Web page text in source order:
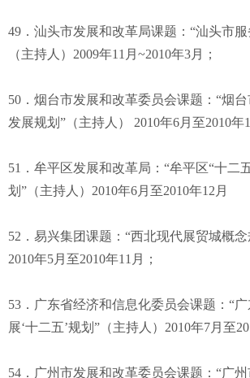
49．汕头市发展和改革局课题：“汕头市
（主持人）2009年11月~2010年3月；
50．烟台市发展和改革委员会课题：“烟
发展规划”（主持人） 2010年6月至2010年
51．牟平区发展和改革局：“牟平区“十二
划”（主持人）2010年6月至2010年12月
52．易兴集团课题：“西北现代展贸城概念
2010年5月至2010年11月；
53．广东省经济和信息化委员会课题：“
展‘十二五’规划”（主持人）2010年7月至
54．广州市发展和改革委员会课题：“广州